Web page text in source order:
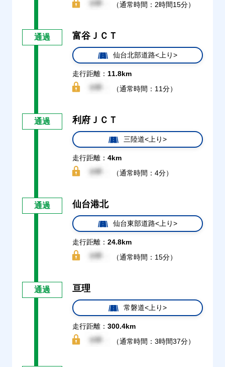
（通常時間：2時間15分）
通過 富谷ＪＣＴ
仙台北部道路<上り>
走行距離： 11.8km
（通常時間：11分）
通過 利府ＪＣＴ
三陸道<上り>
走行距離： 4km
（通常時間：4分）
通過 仙台港北
仙台東部道路<上り>
走行距離： 24.8km
（通常時間：15分）
通過 亘理
常磐道<上り>
走行距離： 300.4km
（通常時間：3時間37分）